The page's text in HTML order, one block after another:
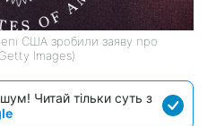
США зробили заяву про
Images)
Читай тільки суть з